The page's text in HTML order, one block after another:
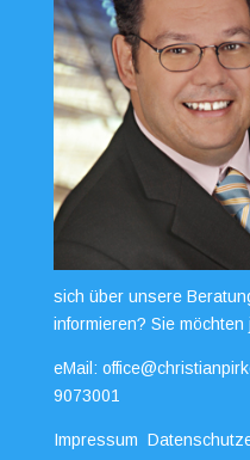
sich über unsere
informieren? Sie
eMail:
9073001
Impressum